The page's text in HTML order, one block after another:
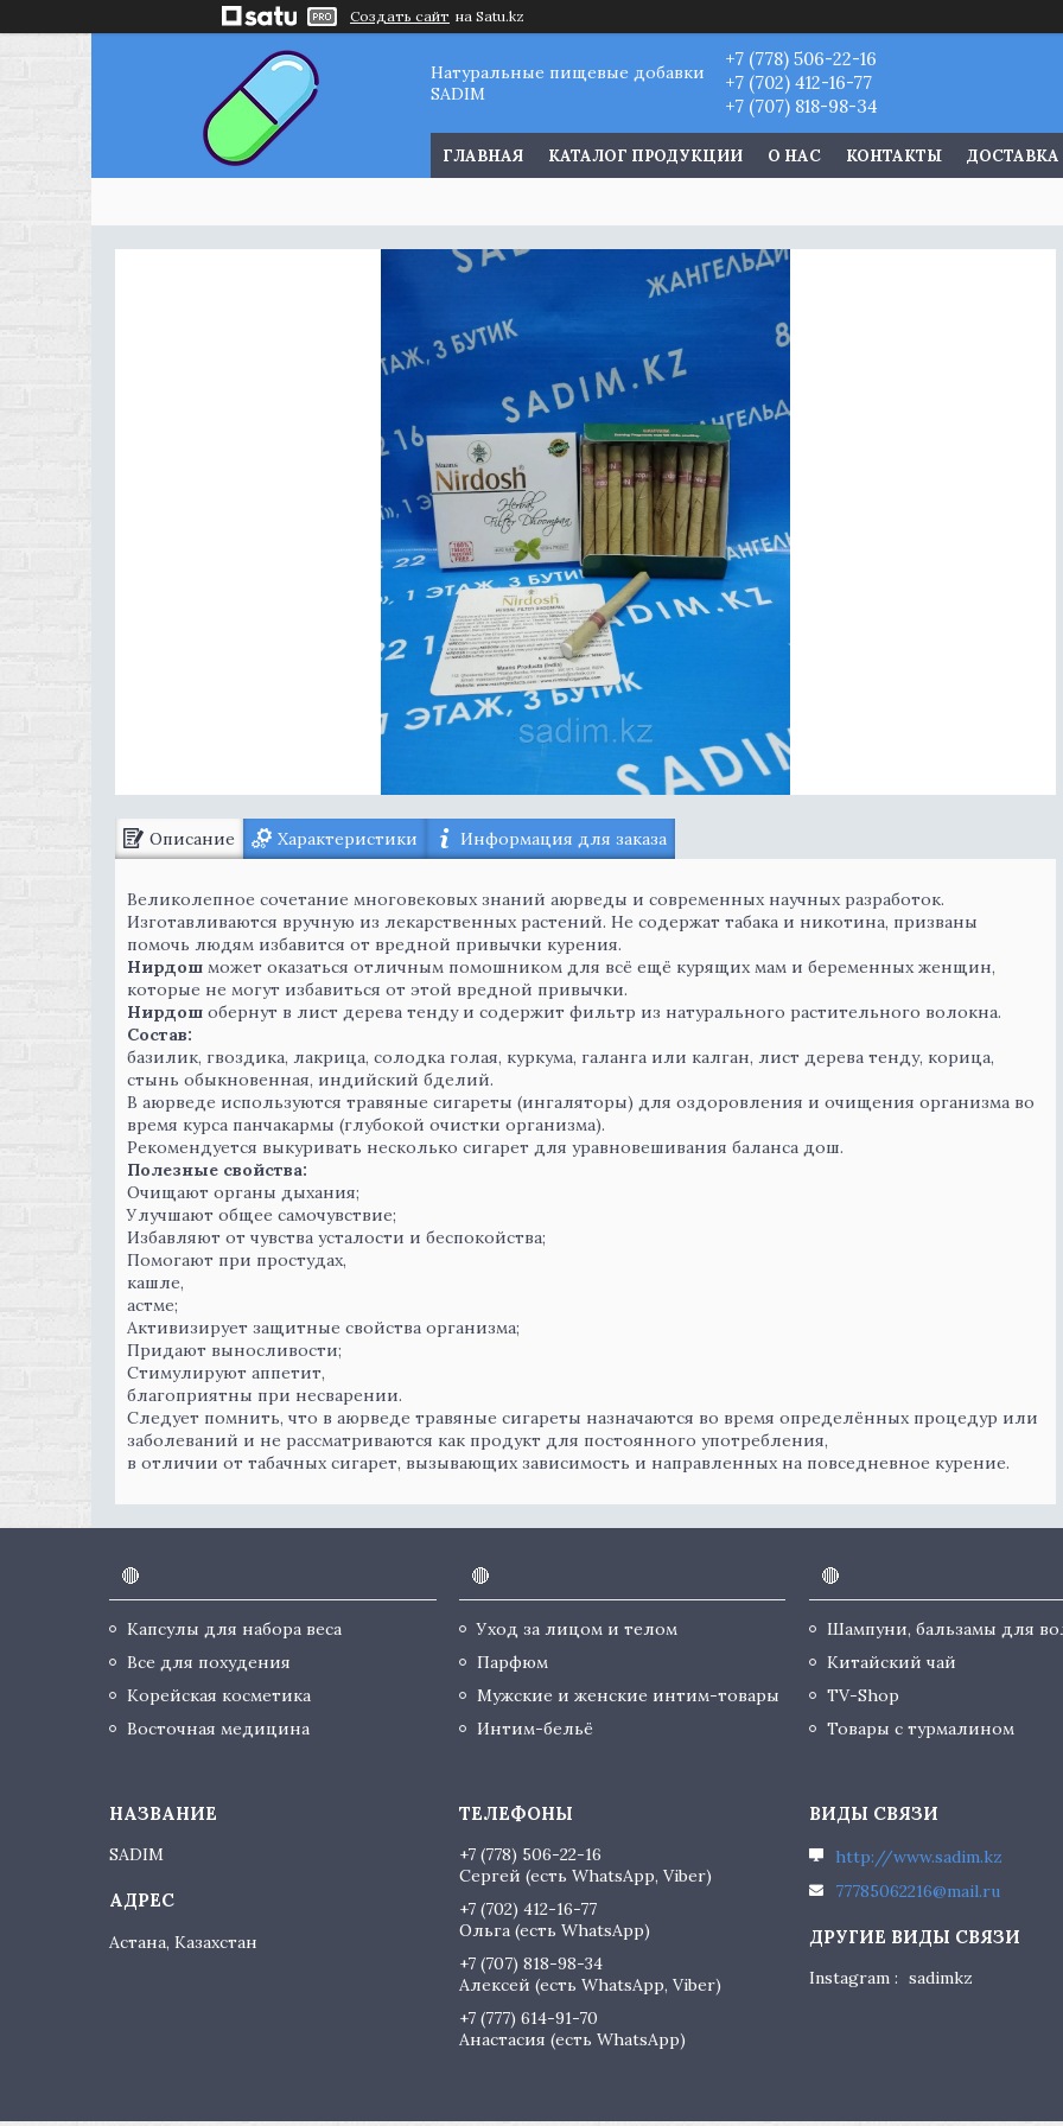
Создать сайт на Satu.kz
Натуральные пищевые добавки
SADIM
+7 (778) 506-22-16
+7 (702) 412-16-77
+7 (707) 818-98-34
ГЛАВНАЯ КАТАЛОГ ПРОДУКЦИИ О НАС КОНТАКТЫ
Описание Характеристики Информация для заказа
Великолепное сочетание многовековых знаний аюрведы и современных научных разработок.
Изготавливаются вручную из лекарственных растений. Не содержат табака и никотина, призваны
помочь людям избавится от вредной привычки курения.
Нирдош может оказаться отличным помошником для всё ещё курящих мам и беременных женщин,
которые не могут избавиться от этой вредной привычки.
Нирдош обернут в лист дерева тенду и содержит фильтр из натурального растительного волокна.
Состав:
базилик, гвоздика, лакрица, солодка голая, куркума, галанга или калган, лист дерева тенду, корица,
стынь обыкновенная, индийский бделий.
В аюрведе используются травяные сигареты (ингаляторы) для оздоровления и очищения организма во
время курса панчакармы (глубокой очистки организма).
Рекомендуется выкуривать несколько сигарет для уравновешивания баланса дош.
Полезные свойства:
Очищают органы дыхания;
Улучшают общее самочувствие;
Избавляют от чувства усталости и беспокойства;
Помогают при простудах,
кашле,
астме;
Активизирует защитные свойства организма;
Придают выносливости;
Стимулируют аппетит,
благоприятны при несварении.
Следует помнить, что в аюрведе травяные сигареты назначаются во время определённых процедур или
заболеваний и не рассматриваются как продукт для постоянного употребления,
в отличии от табачных сигарет, вызывающих зависимость и направленных на повседневное курение.
🔴
Капсулы для набора веса
Все для похудения
Корейская косметика
Восточная медицина
🔴
Уход за лицом и телом
Парфюм
Мужские и женские интим-товары
Интим-бельё
🔴
Шампуни, бальзамы для
Китайский чай
TV-Shop
Товары с турмалином
SADIM
Астана, Казахстан
+7 (778) 506-22-16
Сергей (есть WhatsApp, Viber)
+7 (702) 412-16-77
Ольга (есть WhatsApp)
+7 (707) 818-98-34
Алексей (есть WhatsApp, Viber)
+7 (777) 614-91-70
Анастасия (есть WhatsApp)
http://www.sadim.kz
77785062216@mail.ru
Instagram sadimkz